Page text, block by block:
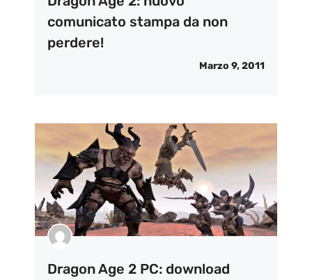
comunicato stampa da non
perdere!
Marzo 9, 2011
Dragon Age 2 PC: download